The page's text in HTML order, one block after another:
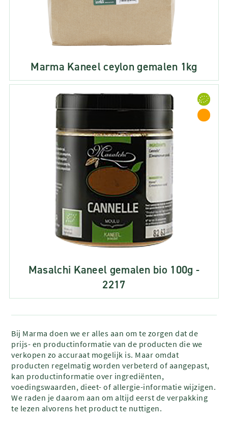
Marma Kaneel ceylon gemalen 1kg
Masalchi Kaneel gemalen bio 100g -
2217
Bij Marma doen we er alles aan om te zorgen dat de
prijs- en productinformatie van de producten die we
verkopen zo accuraat mogelijk is. Maar omdat
producten regelmatig worden verbeterd of aangepast,
kan productinformatie over ingrediënten,
voedingswaarden, dieet- of allergie-informatie wijzigen.
We raden je daarom aan om altijd eerst de verpakking
te lezen alvorens het product te nuttigen.